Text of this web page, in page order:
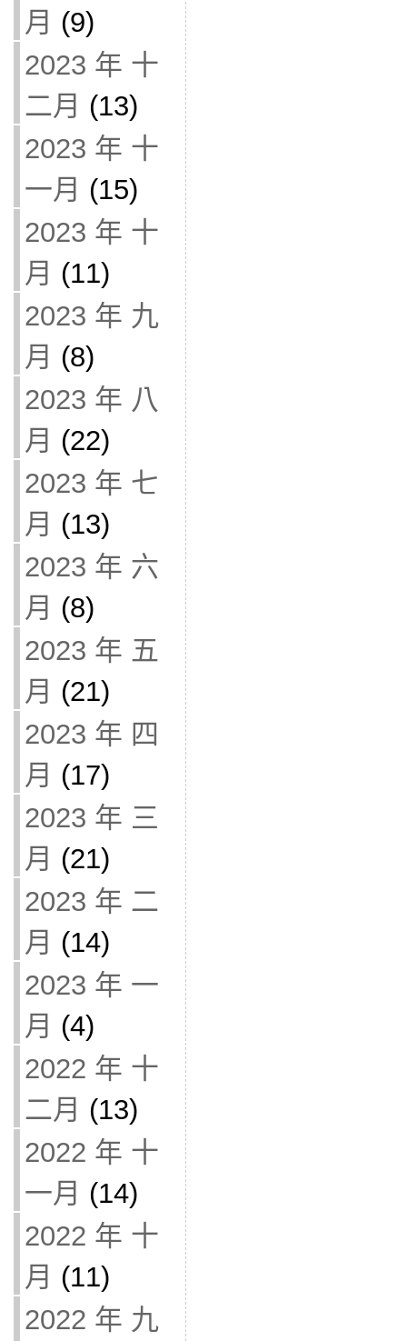
月 (9)
2023 年 十
二月 (13)
2023 年 十
一月 (15)
2023 年 十
月 (11)
2023 年 九
月 (8)
2023 年 八
月 (22)
2023 年 七
月 (13)
2023 年 六
月 (8)
2023 年 五
月 (21)
2023 年 四
月 (17)
2023 年 三
月 (21)
2023 年 二
月 (14)
2023 年 一
月 (4)
2022 年 十
二月 (13)
2022 年 十
一月 (14)
2022 年 十
月 (11)
2022 年 九